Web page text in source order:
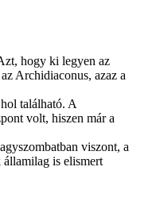
hogy ki legyen az
Archidiaconus, azaz a
található. A
volt, hiszen már a
viszont, a
államilag is elismert